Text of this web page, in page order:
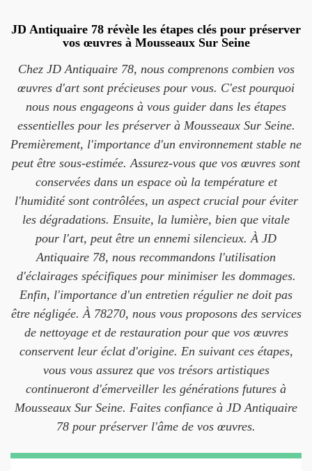
JD Antiquaire 78 révèle les étapes clés pour préserver
vos œuvres à Mousseaux Sur Seine
Chez JD Antiquaire 78, nous comprenons combien vos
œuvres d'art sont précieuses pour vous. C'est pourquoi
nous nous engageons à vous guider dans les étapes
essentielles pour les préserver à Mousseaux Sur Seine.
Premièrement, l'importance d'un environnement stable ne
peut être sous-estimée. Assurez-vous que vos œuvres sont
conservées dans un espace où la température et
l'humidité sont contrôlées, un aspect crucial pour éviter
les dégradations. Ensuite, la lumière, bien que vitale
pour l'art, peut être un ennemi silencieux. À JD
Antiquaire 78, nous recommandons l'utilisation
d'éclairages spécifiques pour minimiser les dommages.
Enfin, l'importance d'un entretien régulier ne doit pas
être négligée. À 78270, nous vous proposons des services
de nettoyage et de restauration pour que vos œuvres
conservent leur éclat d'origine. En suivant ces étapes,
vous vous assurez que vos trésors artistiques
continueront d'émerveiller les générations futures à
Mousseaux Sur Seine. Faites confiance à JD Antiquaire
78 pour préserver l'âme de vos œuvres.